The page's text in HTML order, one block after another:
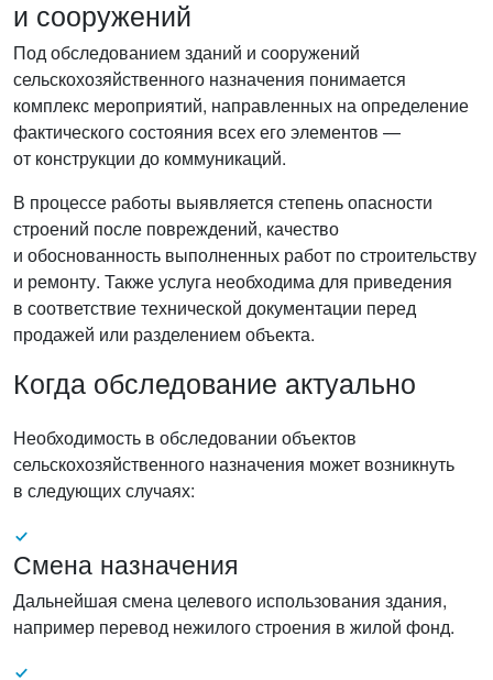
и сооружений
Под обследованием зданий и сооружений
сельскохозяйственного назначения понимается
комплекс мероприятий, направленных на определение
фактического состояния всех его элементов —
от конструкции до коммуникаций.
В процессе работы выявляется степень опасности
строений после повреждений, качество
и обоснованность выполненных работ по строительству
и ремонту. Также услуга необходима для приведения
в соответствие технической документации перед
продажей или разделением объекта.
Когда обследование актуально
Необходимость в обследовании объектов
сельскохозяйственного назначения может возникнуть
в следующих случаях:
Смена назначения
Дальнейшая смена целевого использования здания,
например перевод нежилого строения в жилой фонд.